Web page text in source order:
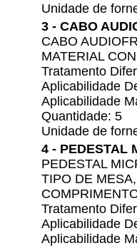
Unidade de
3 - CABO
CABO
MATERIAL
Tratamento
Aplicabilidade
Aplicabilidade
Quantidade: 5
Unidade de
4 - PEDESTAL
PEDESTAL
TIPO DE
Tratamento
Aplicabilidade
Aplicabilidade